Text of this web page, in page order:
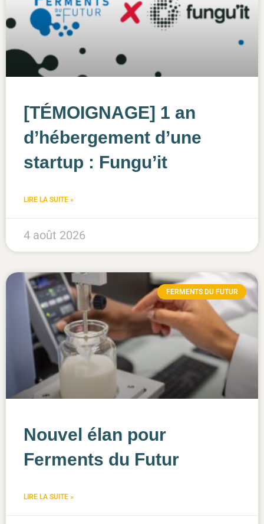
[TÉMOIGNAGE] 1 an
d’hébergement d’une
startup : Fungu’it
LIRE LA SUITE »
4 août 2026
FERMENTS DU FUTUR
Nouvel élan pour
Ferments du Futur
LIRE LA SUITE »